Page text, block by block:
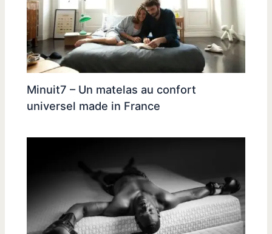
Minuit7 – Un matelas au confort
universel made in France